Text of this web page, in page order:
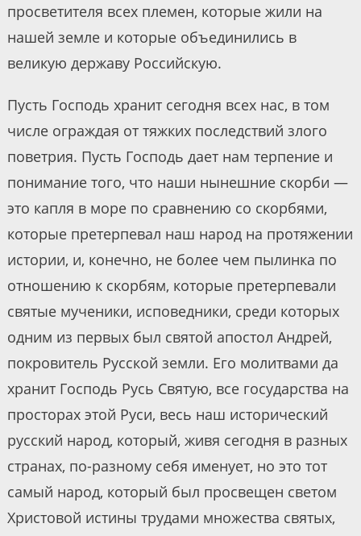
просветителя всех племен, которые жили на
нашей земле и которые объединились в
великую державу Российскую.
Пусть Господь хранит сегодня всех нас, в том
числе ограждая от тяжких последствий злого
поветрия. Пусть Господь дает нам терпение и
понимание того, что наши нынешние скорби —
это капля в море по сравнению со скорбями,
которые претерпевал наш народ на протяжении
истории, и, конечно, не более чем пылинка по
отношению к скорбям, которые претерпевали
святые мученики, исповедники, среди которых
одним из первых был святой апостол Андрей,
покровитель Русской земли. Его молитвами да
хранит Господь Русь Святую, все государства на
просторах этой Руси, весь наш исторический
русский народ, который, живя сегодня в разных
странах, по-разному себя именует, но это тот
самый народ, который был просвещен светом
Христовой истины трудами множества святых,